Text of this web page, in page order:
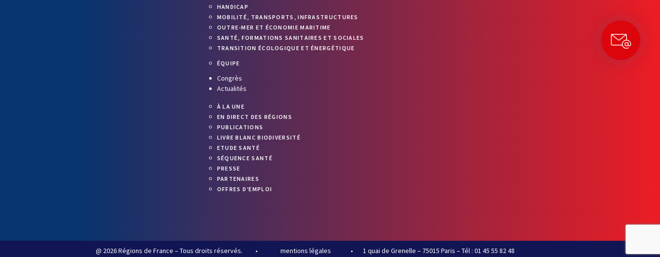
HANDICAP
MOBILITÉ, TRANSPORTS, INFRASTRUCTURES
OUTRE-MER ET ÉCONOMIE MARITIME
SANTÉ, FORMATIONS SANITAIRES ET SOCIALES
TRANSITION ÉCOLOGIQUE ET ÉNERGÉTIQUE
ÉQUIPE
Congrès
Actualités
À LA UNE
EN DIRECT DES RÉGIONS
PUBLICATIONS
LIVRE BLANC BIODIVERSITÉ
ETUDE SANTÉ
SÉQUENCE SANTÉ
PRESSE
PARTENAIRES
OFFRES D’EMPLOI
@ 2026 Régions de France – Tous droits réservés. • mentions légales • 1 quai de Grenelle – 75015 Paris – Tél : 01 45 55 82 48